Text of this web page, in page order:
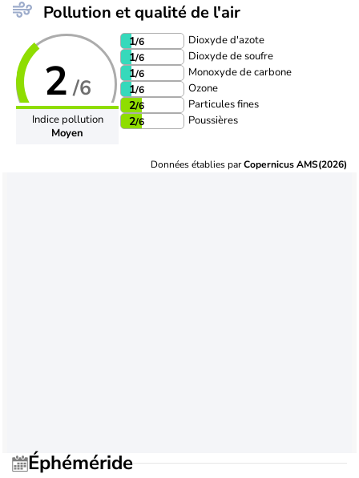
Pollution et qualité de l'air
2 /6
Indice pollution
Moyen
1/6 Dioxyde d'azote
1/6 Dioxyde de soufre
1/6 Monoxyde de carbone
1/6 Ozone
2/6 Particules fines
2/6 Poussières
Données établies parCopernicus AMS(2026)
Éphéméride